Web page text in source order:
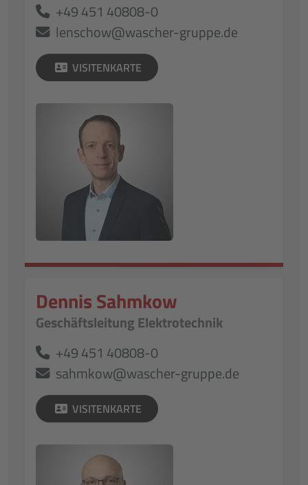
+49 451 40808-0
lenschow@wascher-gruppe.de
VISITENKARTE
Dennis Sahmkow
Geschäftsleitung Elektrotechnik
+49 451 40808-0
sahmkow@wascher-gruppe.de
VISITENKARTE